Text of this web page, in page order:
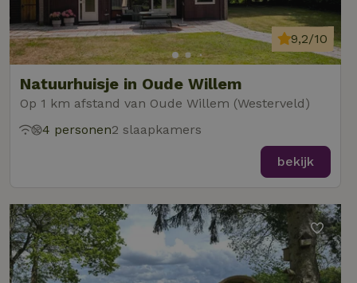
Natuurhuisje in Oude Willem
Op 1 km afstand van Oude Willem (Westerveld)
9,2/10
4 personen2 slaapkamers
bekijk